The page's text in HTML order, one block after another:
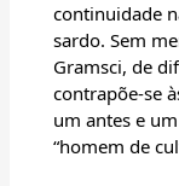
continuidade
sardo. Sem
Gramsci, de
contrapõe-se
um antes e
“homem de